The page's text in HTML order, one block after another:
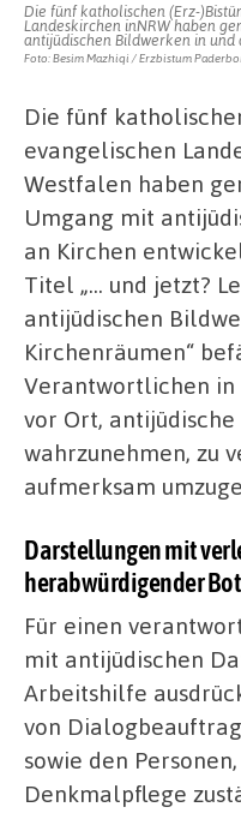
Die fünf katholischen (Erz-
Landeskirchen inNRW haben
antijüdischen Bildwerken in und
Foto: Besim Mazhiqi / Erzbistum
Die fünf
evangelischen
Westfalen haben
Umgang mit
an Kirchen
Titel „… und jetzt?
antijüdischen
Kirchenräumen“
Verantwortlichen in
vor Ort,
wahrzunehmen, zu
aufmerksam
Darstellungen mit
herabwürdigender
Für einen
mit antijüdischen
Arbeitshilfe
von
sowie den
Denkmalpflege